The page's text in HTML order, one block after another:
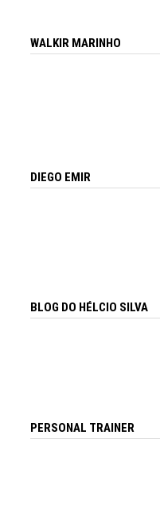
WALKIR MARINHO
DIEGO EMIR
BLOG DO HÉLCIO SILVA
PERSONAL TRAINER